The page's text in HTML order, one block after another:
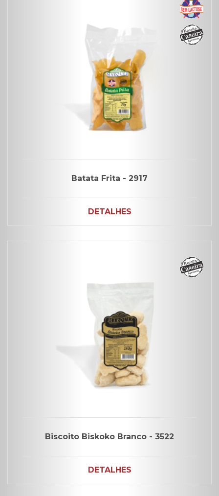
Batata Frita - 2917
DETALHES
Biscoito Biskoko Branco - 3522
DETALHES